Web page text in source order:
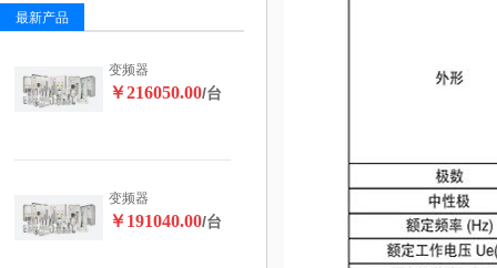
最新产品
变频器
￥216050.00/台
变频器
￥191040.00/台